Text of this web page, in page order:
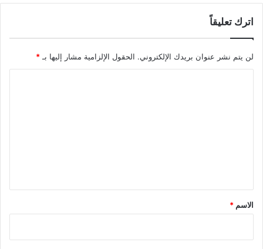
اترك تعليقاً
لن يتم نشر عنوان بريدك الإلكتروني. الحقول الإلزامية مشار إليها بـ *
*
الاسم *